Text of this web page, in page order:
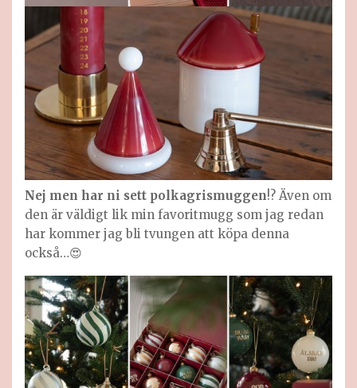
Nej men har ni sett polkagrismuggen!? Även om
den är väldigt lik min favoritmugg som jag redan
har kommer jag bli tvungen att köpa denna
också…😍